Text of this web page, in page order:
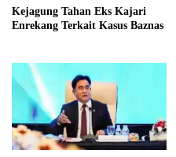
Kejagung Tahan Eks Kajari
Enrekang Terkait Kasus Baznas